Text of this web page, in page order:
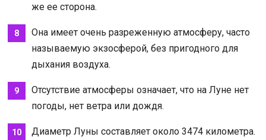
же ее сторона.
Она имеет очень разреженную атмосферу, часто
называемую экзосферой, без пригодного для
дыхания воздуха.
Отсутствие атмосферы означает, что на Луне нет
погоды, нет ветра или дождя.
Диаметр Луны составляет около 3474 километра.